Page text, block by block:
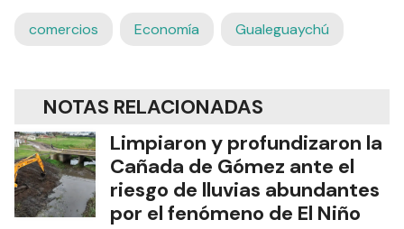
comercios Economía Gualeguaychú
NOTAS RELACIONADAS
Limpiaron y profundizaron la
Cañada de Gómez ante el
riesgo de lluvias abundantes
por el fenómeno de El Niño